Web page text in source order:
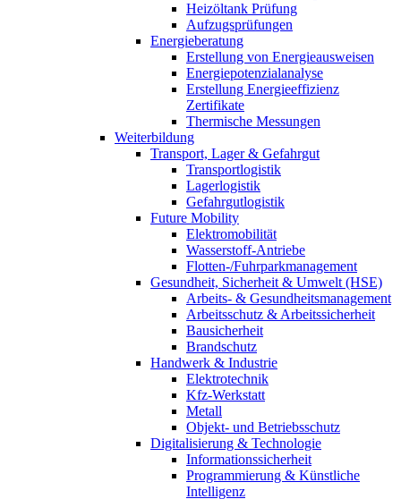
Heizöltank Prüfung
Aufzugsprüfungen
Energieberatung
Erstellung von Energieausweisen
Energiepotenzialanalyse
Erstellung Energieeffizienz
Zertifikate
Thermische Messungen
Weiterbildung
Transport, Lager & Gefahrgut
Transportlogistik
Lagerlogistik
Gefahrgutlogistik
Future Mobility
Elektromobilität
Wasserstoff-Antriebe
Flotten-/Fuhrparkmanagement
Gesundheit, Sicherheit & Umwelt (HSE)
Arbeits- & Gesundheitsmanagement
Arbeitsschutz & Arbeitssicherheit
Bausicherheit
Brandschutz
Handwerk & Industrie
Elektrotechnik
Kfz-Werkstatt
Metall
Objekt- und Betriebsschutz
Digitalisierung & Technologie
Informationssicherheit
Programmierung & Künstliche
Intelligenz